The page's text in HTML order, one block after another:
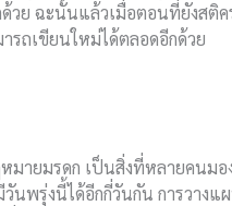
วย ฉะนั้นแล้วเมื่อตอนที่ยังสติ
รถเขียนใหม่ได้ตลอดอีกด้วย
มายมรดก เป็นสิ่งที่หลายคนมอ
นพรุ่งนี้ได้อีกกี่วันกัน การวาง